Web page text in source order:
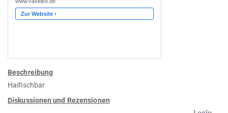
Beschreibung
Haifischbar
Diskussionen und Rezensionen